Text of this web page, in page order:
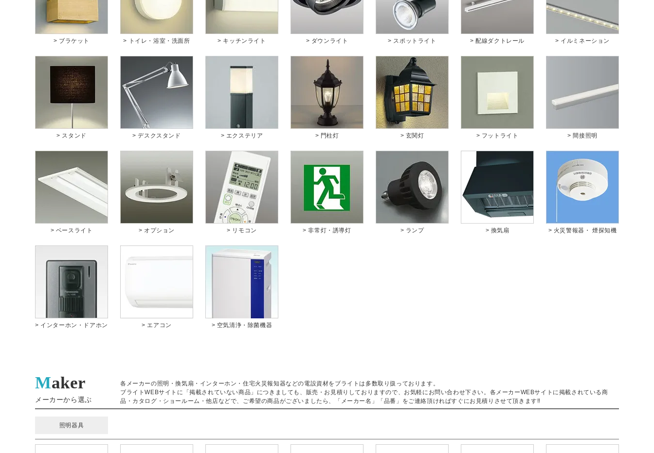
> ブラケット > トイレ・浴室・洗面所 > キッチンライト > ダウンライト > スポットライト > 配線ダクトレール > イルミネーション
> スタンド > デスクスタンド > エクステリア > 門柱灯 > 玄関灯 > フットライト > 間接照明
> ベースライト > オプション > リモコン > 非常灯・誘導灯 > ランプ > 換気扇 > 火災警報器・ 煙探知機
> インターホン・ドアホン > エアコン > 空気清浄・除菌機器
Maker
メーカーから選ぶ
各メーカーの照明・換気扇・インターホン・住宅火災報知器などの電設資材をブライトは多数取り扱っております。
ブライトWEBサイトに「掲載されていない商品」につきましても、販売・お見積りしておりますので、お気軽にお問い合わせ下さい。各メーカーWEBサイトに掲載されている商
品・カタログ・ショールーム・他店などで、ご希望の商品がございましたら、「メーカー名」「品番」をご連絡頂ければすぐにお見積りさせて頂きます‼
照明器具